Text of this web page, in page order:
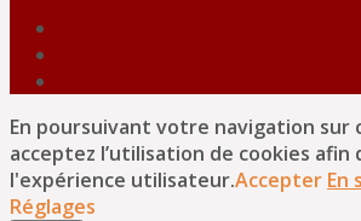
En poursuivant votre navigation sur
acceptez l’utilisation de cookies afin
l'expérience utilisateur.Accepter En
Réglages